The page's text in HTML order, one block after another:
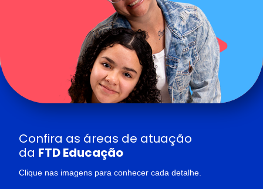
Confira as áreas de atuação
da FTD Educação
Clique nas imagens para conhecer cada detalhe.